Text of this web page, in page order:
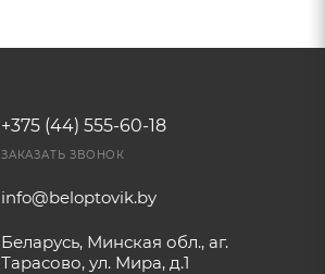
+375 (44) 555-60-18
ЗАКАЗАТЬ ЗВОНОК
info@beloptovik.by
Беларусь, Минская обл., аг.
Тарасово, ул. Мира, д.1